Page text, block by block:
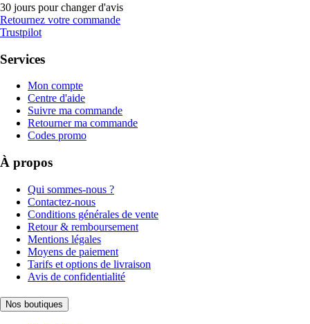
30 jours pour changer d'avis
Retournez votre commande
Trustpilot
Services
Mon compte
Centre d'aide
Suivre ma commande
Retourner ma commande
Codes promo
À propos
Qui sommes-nous ?
Contactez-nous
Conditions générales de vente
Retour & remboursement
Mentions légales
Moyens de paiement
Tarifs et options de livraison
Avis de confidentialité
Nos boutiques